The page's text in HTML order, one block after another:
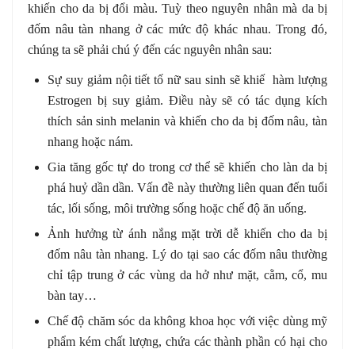
khiến cho da bị đổi màu. Tuỳ theo nguyên nhân mà da bị
đốm nâu tàn nhang ở các mức độ khác nhau. Trong đó,
chúng ta sẽ phải chú ý đến các nguyên nhân sau:
Sự suy giảm nội tiết tố nữ sau sinh sẽ khiế hàm lượng
Estrogen bị suy giảm. Điều này sẽ có tác dụng kích
thích sản sinh melanin và khiến cho da bị đốm nâu, tàn
nhang hoặc nám.
Gia tăng gốc tự do trong cơ thể sẽ khiến cho làn da bị
phá huỷ dần dần. Vấn đề này thường liên quan đến tuổi
tác, lối sống, môi trường sống hoặc chế độ ăn uống.
Ảnh hưởng từ ánh nắng mặt trời dễ khiến cho da bị
đốm nâu tàn nhang. Lý do tại sao các đốm nâu thường
chỉ tập trung ở các vùng da hở như mặt, cằm, cổ, mu
bàn tay…
Chế độ chăm sóc da không khoa học với việc dùng mỹ
phẩm kém chất lượng, chứa các thành phần có hại cho